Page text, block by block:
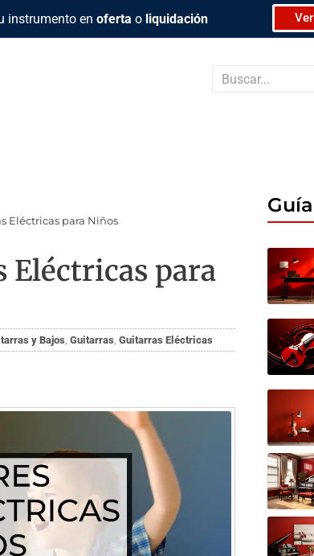
instrumento en oferta o liquidación Ver
Buscar
Eléctricas para Niños
Eléctricas para
y Bajos ,Guitarras ,Guitarras Eléctricas
Guía